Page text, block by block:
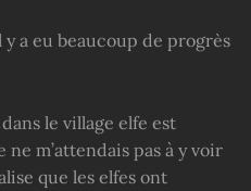
y a eu beaucoup de progrès
le village elfe est
m’attendais pas à y voir
que les elfes ont